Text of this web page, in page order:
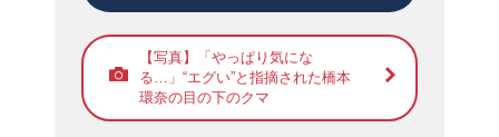
【写真】「やっぱり気にな
る…」“エグい”と指摘された橋本
環奈の目の下のクマ